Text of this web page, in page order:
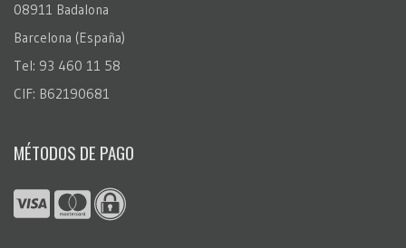
08911 Badalona
Barcelona (España)
Tel: 93 460 11 58
CIF: B62190681
MÉTODOS DE PAGO